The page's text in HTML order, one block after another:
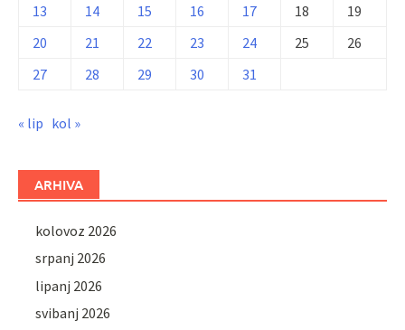
13
14 15 16 17 18
19
20
21 22 23 24 25
26
27
28 29 30 31
« lip kol »
ARHIVA
kolovoz 2026
srpanj 2026
lipanj 2026
svibanj 2026